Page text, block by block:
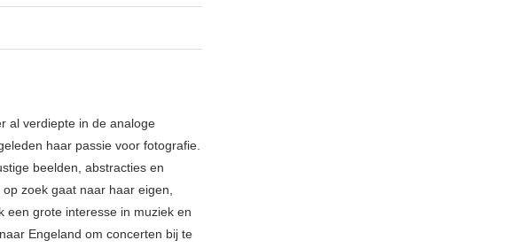
al verdiepte in de analoge
haar passie voor fotografie.
beelden, abstracties en
zoek gaat naar haar eigen,
een grote interesse in muziek en
Engeland om concerten bij te